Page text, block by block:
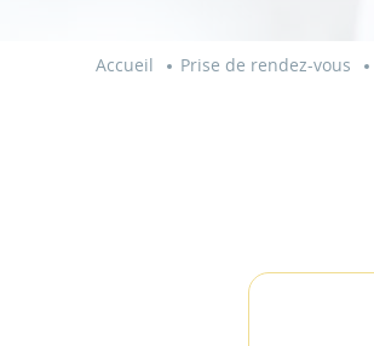
Accueil Prise de rendez-vous